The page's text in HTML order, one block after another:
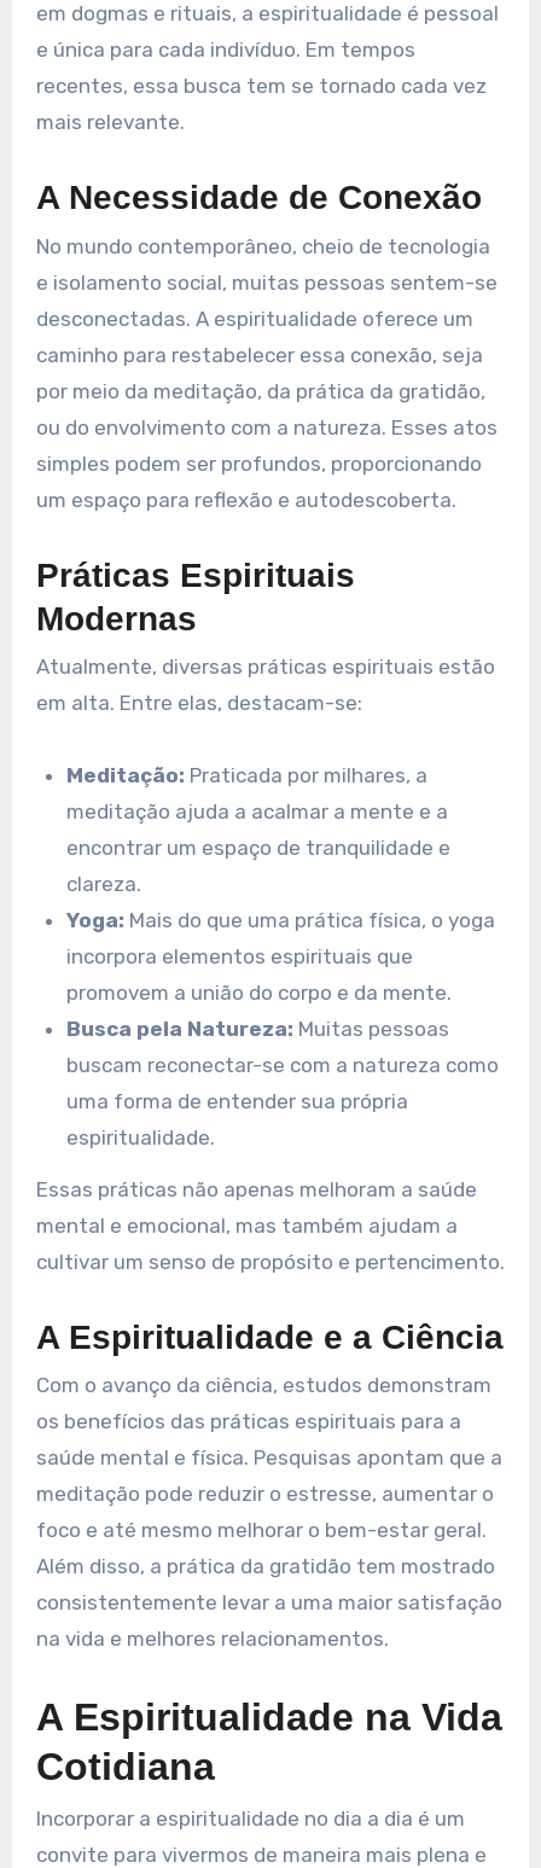
em dogmas e rituais, a espiritualidade é pessoal
e única para cada indivíduo. Em tempos
recentes, essa busca tem se tornado cada vez
mais relevante.
A Necessidade de Conexão
No mundo contemporâneo, cheio de tecnologia
e isolamento social, muitas pessoas sentem-se
desconectadas. A espiritualidade oferece um
caminho para restabelecer essa conexão, seja
por meio da meditação, da prática da gratidão,
ou do envolvimento com a natureza. Esses atos
simples podem ser profundos, proporcionando
um espaço para reflexão e autodescoberta.
Práticas Espirituais
Modernas
Atualmente, diversas práticas espirituais estão
em alta. Entre elas, destacam-se:
Meditação: Praticada por milhares, a
meditação ajuda a acalmar a mente e a
encontrar um espaço de tranquilidade e
clareza.
Yoga: Mais do que uma prática física, o yoga
incorpora elementos espirituais que
promovem a união do corpo e da mente.
Busca pela Natureza: Muitas pessoas
buscam reconectar-se com a natureza como
uma forma de entender sua própria
espiritualidade.
Essas práticas não apenas melhoram a saúde
mental e emocional, mas também ajudam a
cultivar um senso de propósito e pertencimento.
A Espiritualidade e a Ciência
Com o avanço da ciência, estudos demonstram
os benefícios das práticas espirituais para a
saúde mental e física. Pesquisas apontam que a
meditação pode reduzir o estresse, aumentar o
foco e até mesmo melhorar o bem-estar geral.
Além disso, a prática da gratidão tem mostrado
consistentemente levar a uma maior satisfação
na vida e melhores relacionamentos.
A Espiritualidade na Vida
Cotidiana
Incorporar a espiritualidade no dia a dia é um
convite para vivermos de maneira mais plena e